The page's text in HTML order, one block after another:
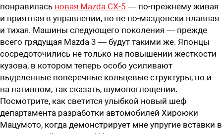
понравилась новая Mazda ­CX-5 — по-прежнему живая
и приятная в управлении, но не по-маздовски плавная
и тихая. Машины следующего поколения — прежде
всего грядущая Mazda 3 — будут такими же. Японцы
сосредоточились не только на повышении жесткости
кузова, в котором теперь особо усиливают
выделенные поперечные кольцевые структуры, но и
на нативном, так сказать, шумопоглощении.
Посмотрите, как светится улыбкой новый шеф
департамента разработки автомобилей Хироюки
Мацумото, когда демонстрирует мне упругие вставки в